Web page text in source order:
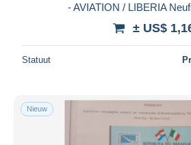
- AVIATION / LIBERIA
± US$
Statuut
Nieuw